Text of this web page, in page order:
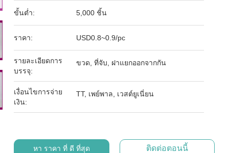
ขั้นต่ำ: 5,000 ชิ้น
ราคา: USD0.8~0.9/pc
รายละเอียดการ
บรรจุ:
ขวด, ที่จับ, ฝาแยกออกจากกัน
เงื่อนไขการจ่าย
เงิน:
TT, เพย์พาล, เวสต์ยูเนี่ยน
หา ราคา ที่ ดี ที่สุด ติดต่อตอนนี้